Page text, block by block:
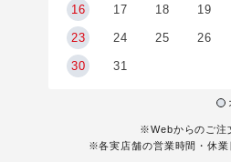
16 17 18 19
23 24 25 26
30 31
※Webからのご注
※各実店舗の営業時間・休業